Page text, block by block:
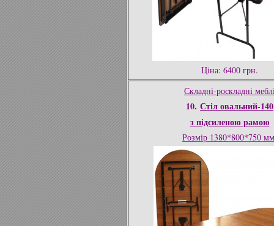
Ціна: 6400 грн.
Складні-роскладні
10. Стіл овальний-140
з підсиленою рамою
Розмір 1380*800*750 мм